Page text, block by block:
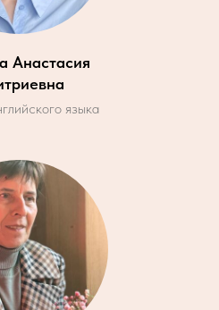
Анастасия
языка